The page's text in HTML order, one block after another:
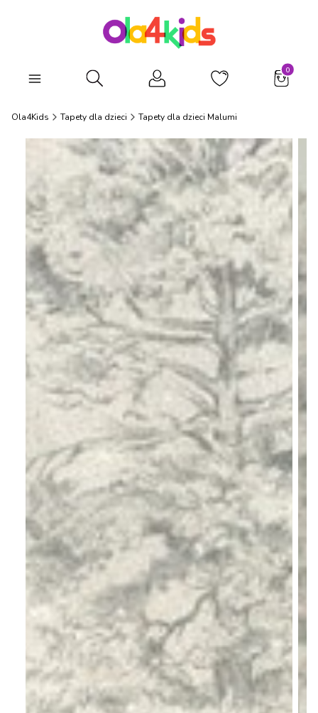
Otwórz wyszukiwarkę
Ola4Kids Tapety dla dzieci Tapety dla dzieci Malumi